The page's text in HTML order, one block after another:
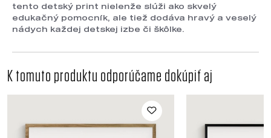
tento detský print nielenže slúži ako skvelý
edukačný pomocník, ale tiež dodáva hravý a veselý
nádych každej detskej izbe či škôlke.
K tomuto produktu odporúčame dokúpiť aj